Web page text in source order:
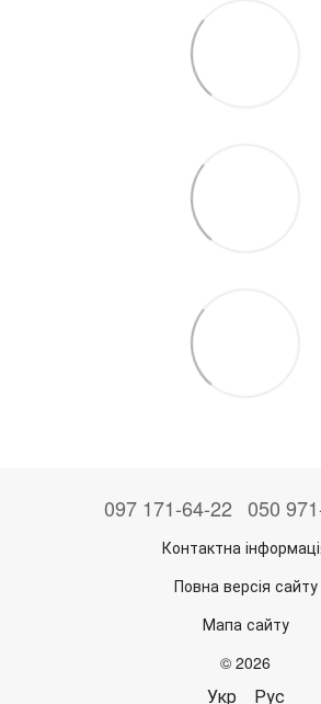
097 171-64-22 050
Контактна
Повна версія сайту
Мапа сайту
© 2026
Укр Рус